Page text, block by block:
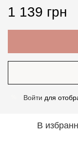
1 139 грн
Войти для
В